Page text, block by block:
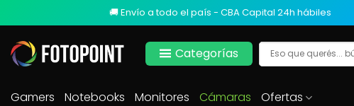
🚚 Envío a todo el país - CBA Capital 24h hábiles
Categorías
Gamers Notebooks Monitores Cámaras Ofertas